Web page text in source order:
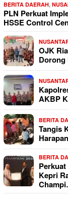
BERITA DAERAH,
PLN Perkuat
HSSE Control
OJK
Dorong
AKBP
BERITA
Tangis
BERITA
Kepri